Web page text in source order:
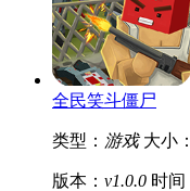
全民笑斗僵尸
类型： 游戏 大小：
版本： v1.0.0 时间